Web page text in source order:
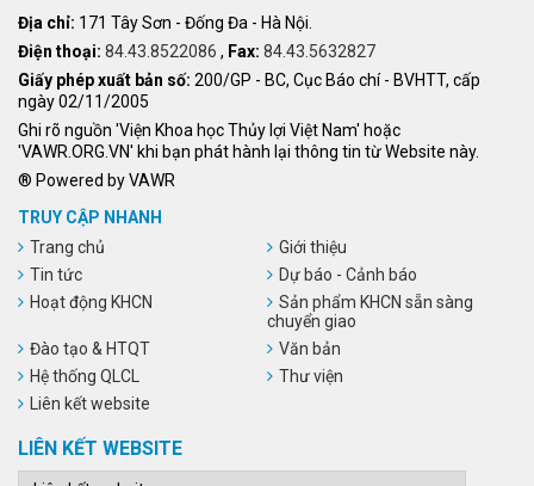
Địa chỉ: 171 Tây Sơn - Đống Đa - Hà Nội.
Điện thoại: 84.43.8522086 , Fax: 84.43.5632827
Giấy phép xuất bản số: 200/GP - BC, Cục Báo chí - BVHTT, cấp
ngày 02/11/2005
Ghi rõ nguồn 'Viện Khoa học Thủy lợi Việt Nam' hoặc
'VAWR.ORG.VN' khi bạn phát hành lại thông tin từ Website này.
® Powered by VAWR
TRUY CẬP NHANH
Trang chủ
Giới thiệu
Tin tức
Dự báo - Cảnh báo
Hoạt động KHCN
Sản phẩm KHCN sẵn sàng
chuyển giao
Đào tạo & HTQT
Văn bản
Hệ thống QLCL
Thư viện
Liên kết website
LIÊN KẾT WEBSITE